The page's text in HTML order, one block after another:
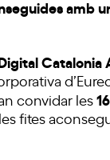
amb
Catalonia
convidar les
fites